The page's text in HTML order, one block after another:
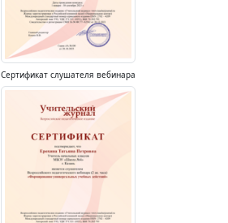
Сертификат слушателя вебинара